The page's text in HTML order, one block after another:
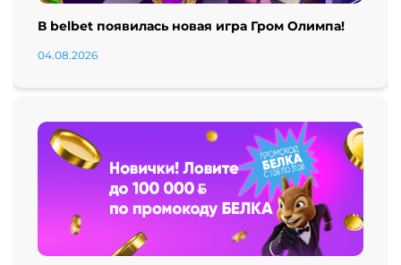
В belbet появилась новая игра Гром Олимпа!
04.08.2026